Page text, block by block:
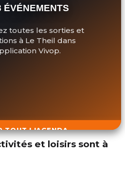
ÉVÉNEMENTS
toutes les sorties et
à Le Theil dans
Vivop.
TOUT L'AGENDA
et loisirs sont à